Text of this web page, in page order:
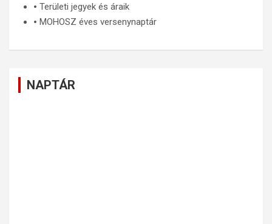
🞄 Területi jegyek és áraik
🞄 MOHOSZ éves versenynaptár
NAPTÁR